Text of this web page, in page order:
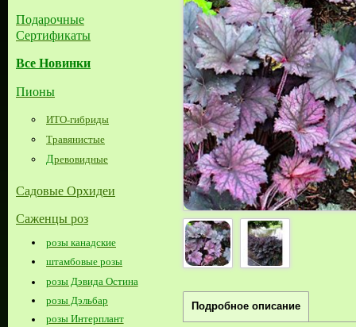
Подарочные
Сертификаты
Все Новинки
Пионы
ИТО-гибриды
Травянистые
Древовидные
Садовые Орхидеи
Саженцы роз
розы канадские
штамбовые розы
розы Дэвида Остина
розы Дэльбар
розы Интерплант
Подробное описание